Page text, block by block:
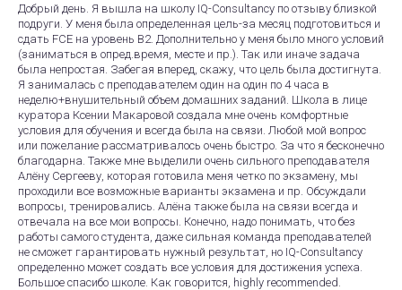
Добрый день. Я вышла на школу IQ-Consultancy по отзыву близкой
подруги. У меня была определенная цель-за месяц подготовиться и
сдать FCE на уровень B2. Дополнительно у меня было много условий
(заниматься в опред.время, месте и пр.). Так или иначе задача
была непростая. Забегая вперед, скажу, что цель была достигнута.
Я занималась с преподавателем один на один по 4 часа в
неделю+внушительный объем домашних заданий. Школа в лице
куратора Ксении Макаровой создала мне очень комфортные
условия для обучения и всегда была на связи. Любой мой вопрос
или пожелание рассматривалось очень быстро. За что я бесконечно
благодарна. Также мне выделили очень сильного преподавателя
Алёну Сергееву, которая готовила меня четко по экзамену, мы
проходили все возможные варианты экзамена и пр. Обсуждали
вопросы, тренировались. Алёна также была на связи всегда и
отвечала на все мои вопросы. Конечно, надо понимать, что без
работы самого студента, даже сильная команда преподавателей
не сможет гарантировать нужный результат, но IQ-Consultancy
определенно может создать все условия для достижения успеха.
Большое спасибо школе. Как говорится, highly recommended.